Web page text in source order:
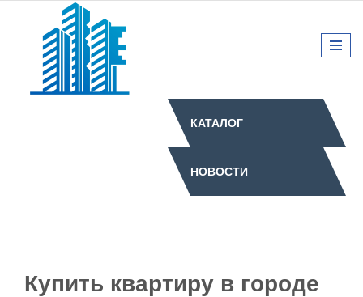
КАТАЛОГ
НОВОСТИ
Купить квартиру в городе